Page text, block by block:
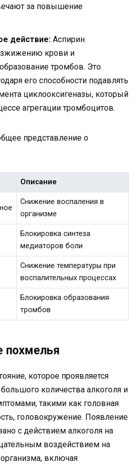
за повышение
действие: Аспирин
крови и
тромбов. Это
его способности подавлять
циклооксигеназы, который
агрегации тромбоцитов.
представление о
Описание
Снижение воспаления в
организме
Блокировка синтеза
медиаторов боли
Снижение температуры при
воспалительных процессах
Блокировка образования
тромбов
похмелья
которое проявляется
количества алкоголя и
такими как головная
головокружение. Появление
с действием алкоголя на
воздействием на
включая